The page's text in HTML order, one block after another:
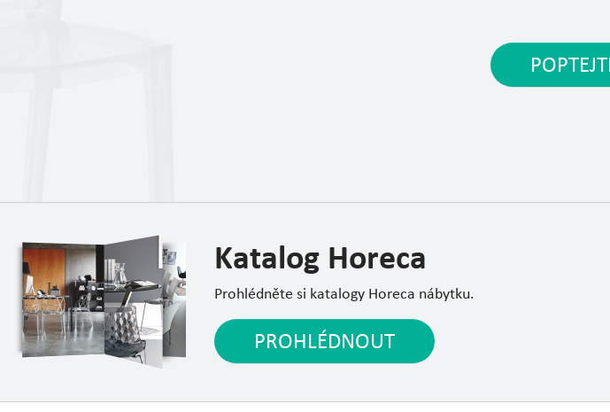
Katalog Horeca
Prohlédněte si katalogy Horeca nábytku.
PROHLÉDNOUT